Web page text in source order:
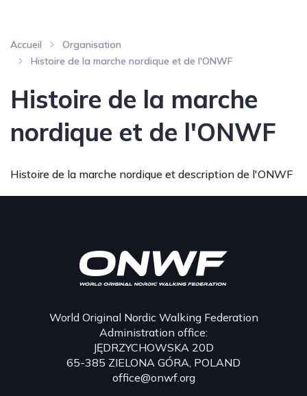
Accueil
Organisation
Histoire de la marche nordique et de l'ONWF
Histoire de la marche
nordique et de l'ONWF
Histoire de la marche nordique et description de l'ONWF
World Original Nordic Walking Federation
Administration office:
JĘDRZYCHOWSKA 20D
65-385 ZIELONA GÓRA, POLAND
office@onwf.org